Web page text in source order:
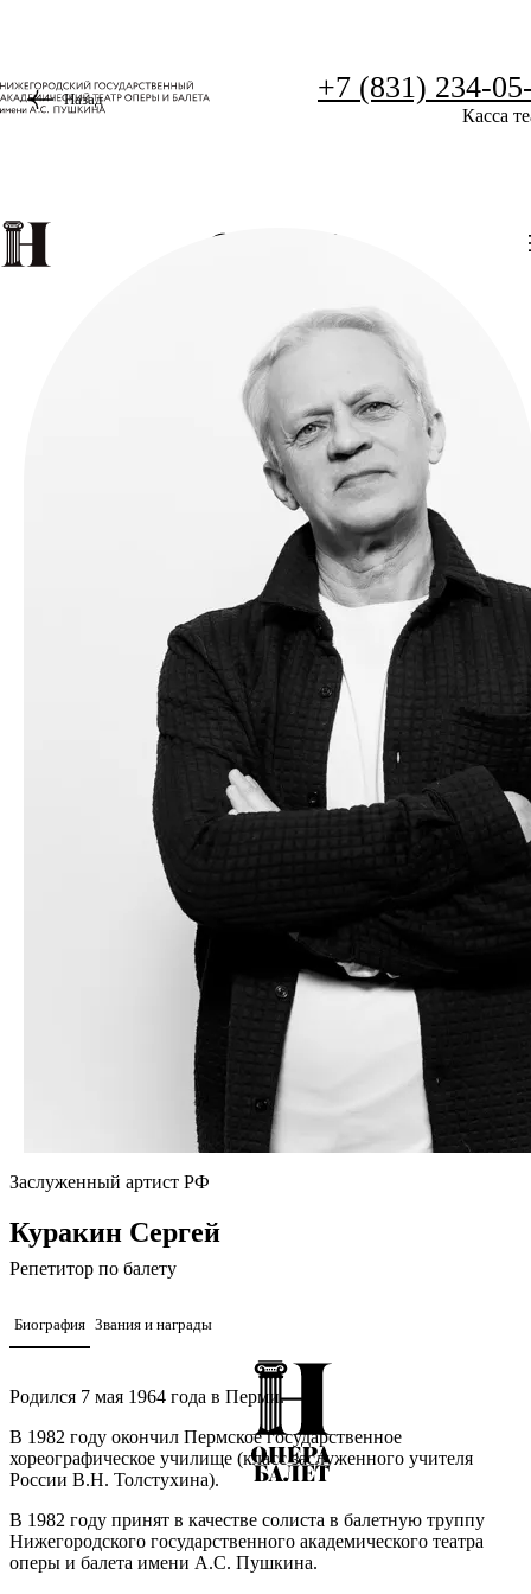
+7 (831) 234-
Касса
Назад
Заслуженный артист РФ
Куракин Сергей
Репетитор по балету
Биография Звания и награды
Родился 7 мая 1964 года в Перми.
В 1982 году окончил Пермское государственное
хореографическое училище (класс заслуженного учителя
России В.Н. Толстухина).
В 1982 году принят в качестве солиста в балетную труппу
Нижегородского государственного академического театра
оперы и балета имени А.С. Пушкина.